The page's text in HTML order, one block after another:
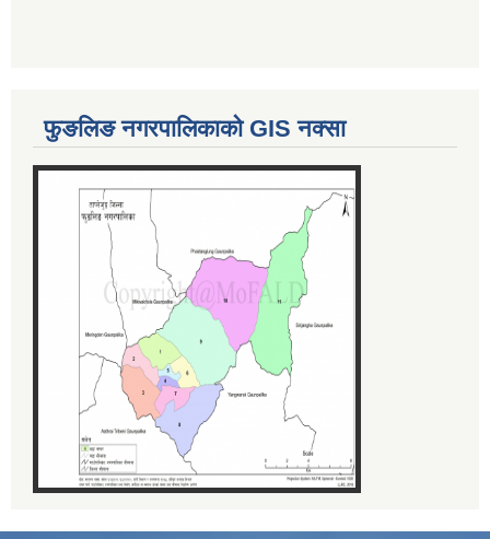
फुङलिङ नगरपालिकाको GIS नक्सा